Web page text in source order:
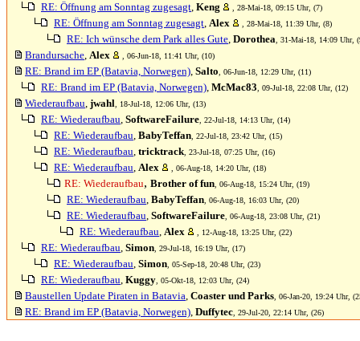
RE: Öffnung am Sonntag zugesagt, Keng , 28-Mai-18, 09:15 Uhr, (7)
RE: Öffnung am Sonntag zugesagt, Alex , 28-Mai-18, 11:39 Uhr, (8)
RE: Ich wünsche dem Park alles Gute, Dorothea , 31-Mai-18, 14:09 Uhr,
Brandursache, Alex , 06-Jun-18, 11:41 Uhr, (10)
RE: Brand im EP (Batavia, Norwegen), Salto , 06-Jun-18, 12:29 Uhr, (11)
RE: Brand im EP (Batavia, Norwegen), McMac83 , 09-Jul-18, 22:08 Uhr, (12)
Wiederaufbau, jwahl , 18-Jul-18, 12:06 Uhr, (13)
RE: Wiederaufbau, SoftwareFailure , 22-Jul-18, 14:13 Uhr, (14)
RE: Wiederaufbau, BabyTeffan , 22-Jul-18, 23:42 Uhr, (15)
RE: Wiederaufbau, tricktrack , 23-Jul-18, 07:25 Uhr, (16)
RE: Wiederaufbau, Alex , 06-Aug-18, 14:20 Uhr, (18)
RE: Wiederaufbau, Brother of fun , 06-Aug-18, 15:24 Uhr, (19)
RE: Wiederaufbau, BabyTeffan , 06-Aug-18, 16:03 Uhr, (20)
RE: Wiederaufbau, SoftwareFailure , 06-Aug-18, 23:08 Uhr, (21)
RE: Wiederaufbau, Alex , 12-Aug-18, 13:25 Uhr, (22)
RE: Wiederaufbau, Simon , 29-Jul-18, 16:19 Uhr, (17)
RE: Wiederaufbau, Simon , 05-Sep-18, 20:48 Uhr, (23)
RE: Wiederaufbau, Kuggy , 05-Okt-18, 12:03 Uhr, (24)
Baustellen Update Piraten in Batavia, Coaster und Parks , 06-Jan-20, 19:24 Uhr,
RE: Brand im EP (Batavia, Norwegen), Duffytec , 29-Jul-20, 22:14 Uhr, (26)